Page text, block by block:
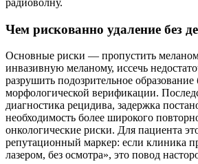
Чем рискованно удаление без
Основные риски — пропустить
инвазивную меланому, иссечь
разрушить подозрительное
морфологической верификации.
диагностика рецидива, задержка
необходимость более широкого
онкологические риски. Для пациента
репутационный маркер: если клиника
лазером, без осмотра», это повод